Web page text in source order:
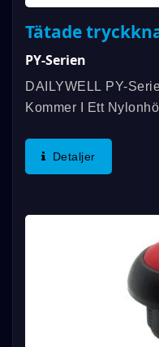
Tätade
PY-Serien
DAILYWELL PY-
Kommer I Ett
Panelmontering Och
Standarder. Den Har
Detaljer